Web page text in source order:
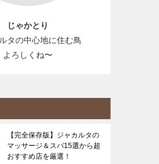
じゃかとり
タの中心地に住む鳥
よろしくね〜
【完全保存版】ジャカルタの
マッサージ＆スパ15選から超
おすすめ店を厳選！